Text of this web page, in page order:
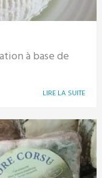
à base de
LIRE LA SUITE